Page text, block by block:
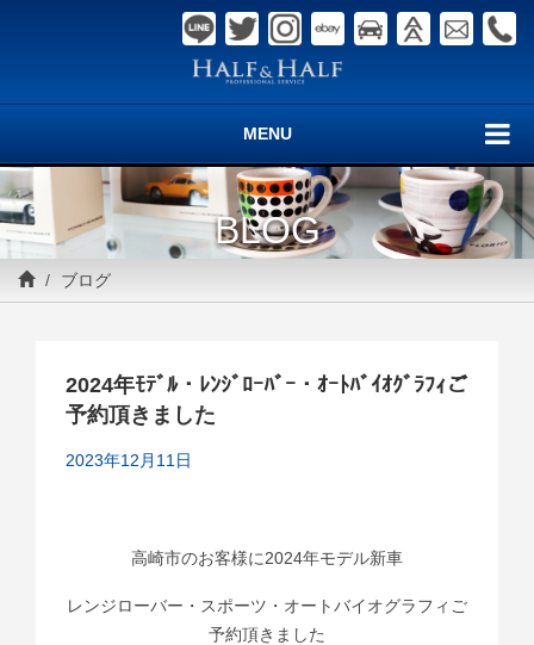
MENU
BLOG
ブログ
2024年ﾓﾃﾞﾙ・ﾚﾝｼﾞﾛｰﾊﾞｰ・ｵｰﾄﾊﾞｲｵｸﾞﾗﾌｨご
予約頂きました
2023年12月11日
高崎市のお客様に2024年モデル新車
レンジローバー・スポーツ・オートバイオグラフィご
予約頂きました